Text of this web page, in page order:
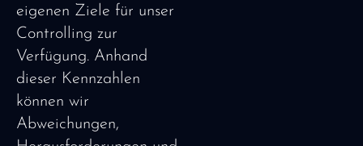
eigenen Ziele für unser
Controlling zur
Verfügung. Anhand
dieser Kennzahlen
können wir
Abweichungen,